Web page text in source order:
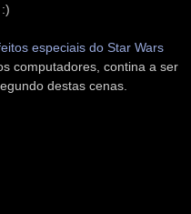
especiais do Star Wars
computadores, contina a ser
destas cenas.